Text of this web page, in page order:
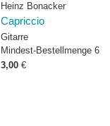
Heinz Bonacker
Capriccio
Gitarre
Mindest-Bestellmenge 6
3,00 €